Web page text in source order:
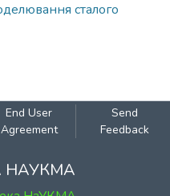
сталого
End User
Agreement
Send
Feedback
НАУКМА